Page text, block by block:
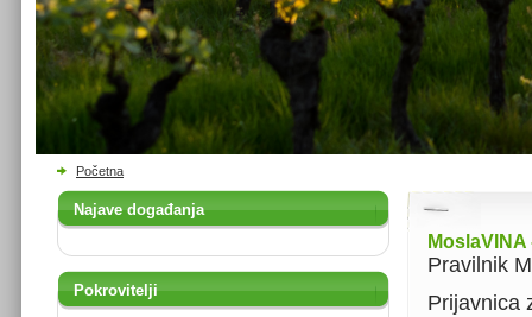
Početna
Najave događanja
Pokrovitelji
Pravilnik
Prijavnica